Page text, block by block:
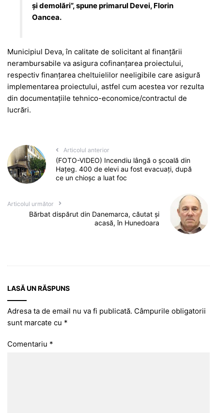
și demolări”, spune primarul Devei, Florin
Oancea.
Municipiul Deva, în calitate de solicitant al finanțării
nerambursabile va asigura cofinanțarea proiectului,
respectiv finanțarea cheltuielilor neeligibile care asigură
implementarea proiectului, astfel cum acestea vor rezulta
din documentațiile tehnico-economice/contractul de
lucrări.
Articolul anterior
(FOTO-VIDEO) Incendiu lângă o școală din
Hațeg. 400 de elevi au fost evacuați, după
ce un chioșc a luat foc
Articolul următor
Bărbat dispărut din Danemarca, căutat și
acasă, în Hunedoara
LASĂ UN RĂSPUNS
Adresa ta de email nu va fi publicată. Câmpurile obligatorii
sunt marcate cu *
Comentariu *